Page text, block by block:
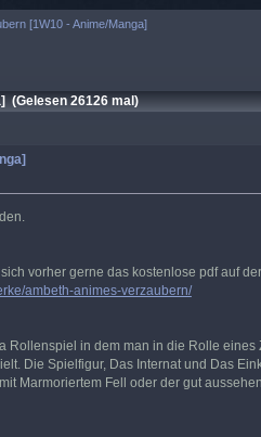
[1W10 - Anime/Manga]
(Gelesen 26126 mal)
vorher gerne das kostenlose pdf auf
ambeth-animes-verzaubern/
Rollenspiel in dem man in die Rolle
Die Spielfigur, Das Internat und Das
Marmoriertem Fell oder der gut